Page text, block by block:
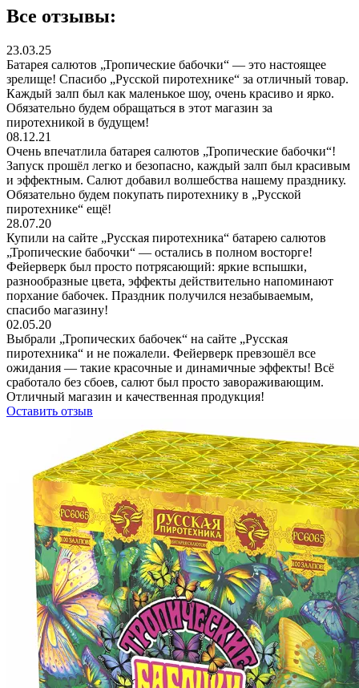
Все отзывы:
23.03.25
Батарея салютов „Тропические бабочки“ — это настоящее
зрелище! Спасибо „Русской пиротехнике“ за отличный товар.
Каждый залп был как маленькое шоу, очень красиво и ярко.
Обязательно будем обращаться в этот магазин за
пиротехникой в будущем!
08.12.21
Очень впечатлила батарея салютов „Тропические бабочки“!
Запуск прошёл легко и безопасно, каждый залп был красивым
и эффектным. Салют добавил волшебства нашему празднику.
Обязательно будем покупать пиротехнику в „Русской
пиротехнике“ ещё!
28.07.20
Купили на сайте „Русская пиротехника“ батарею салютов
„Тропические бабочки“ — остались в полном восторге!
Фейерверк был просто потрясающий: яркие вспышки,
разнообразные цвета, эффекты действительно напоминают
порхание бабочек. Праздник получился незабываемым,
спасибо магазину!
02.05.20
Выбрали „Тропических бабочек“ на сайте „Русская
пиротехника“ и не пожалели. Фейерверк превзошёл все
ожидания — такие красочные и динамичные эффекты! Всё
сработало без сбоев, салют был просто завораживающим.
Отличный магазин и качественная продукция!
Оставить отзыв